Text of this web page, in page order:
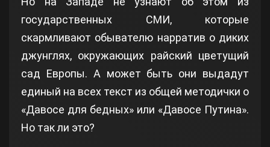
государственных СМИ, которые
скармливают обывателю нарратив о диких
джунглях, окружающих райский цветущий
сад Европы. А может быть они выдадут
единый на всех текст из общей методички о
«Давосе для бедных» или «Давосе Путина».
Но так ли это?